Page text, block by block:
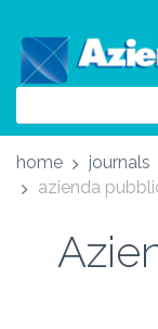
home journals
azienda